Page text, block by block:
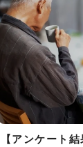
【アンケート